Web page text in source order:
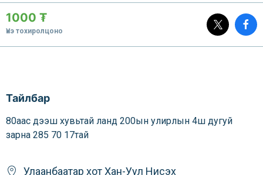
1000 ₮
Үнэ тохиролцоно
Тайлбар
80аас дээш хувьтай ланд 200ын улирлын 4ш дугуй
зарна 285 70 17тай
Улаанбаатар хотХан-Уул Нисэх